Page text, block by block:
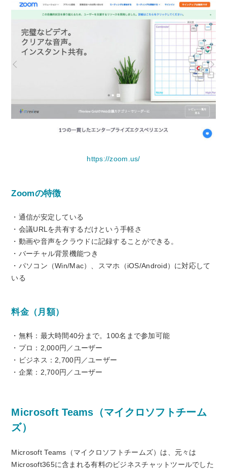
https://zoom.us/
Zoomの特徴
・通信が安定している
・会議URLを共有するだけという手軽さ
・動画や音声をクラウドに記録することができる。
・バーチャル背景機能つき
・パソコン（Win/Mac）、スマホ（iOS/Android）に対応して
いる
料金（月額）
・無料：最大時間40分まで。100名まで参加可能
・プロ：2,000円／ユーザー
・ビジネス：2,700円／ユーザー
・企業：2,700円／ユーザー
Microsoft Teams（マイクロソフトチーム
ズ）
Microsoft Teams（マイクロソフトチームズ）は、元々は
Microsoft365に含まれる有料のビジネスチャットツールでした